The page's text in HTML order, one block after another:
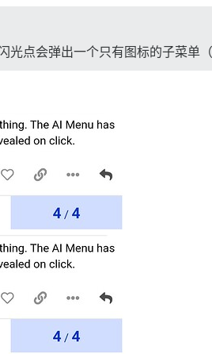
光点会弹出一个只有图标的子菜单（